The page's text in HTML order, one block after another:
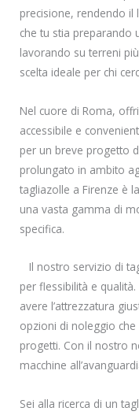
precisione, rendendo
che tu stia preparando
lavorando su terreni
scelta ideale per chi
Nel cuore di Roma,
accessibile e
per un breve progetto
prolungato in ambito
tagliazolle a Firenze è
una vasta gamma di
specifica.
Il nostro servizio di
per flessibilità e
avere l’attrezzatura
opzioni di noleggio
progetti. Con il nostro
macchine
Sei alla ricerca di un